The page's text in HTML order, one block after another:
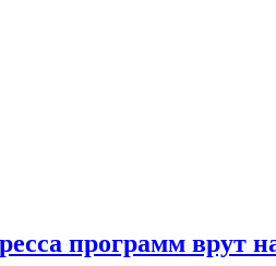
программ врут